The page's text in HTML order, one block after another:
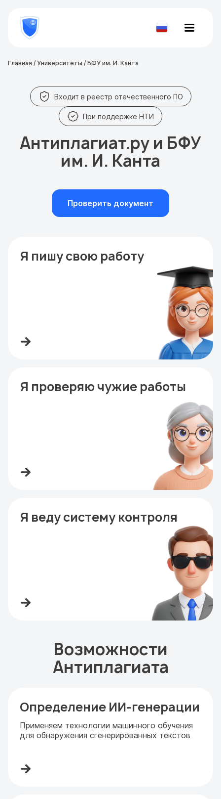
800
777-
81-Проверить
Главная / Университеты / БФУ им. И. Канта
Входит в реестр отечественного ПО
При поддержке НТИ
Антиплагиат.ру и БФУ
им. И. Канта
Проверить документ
Я пишу свою работу
Я проверяю чужие работы
Я веду систему контроля
Возможности
Антиплагиата
Определение ИИ-генерации
Применяем технологии машинного обучения
для обнаружения сгенерированных текстов